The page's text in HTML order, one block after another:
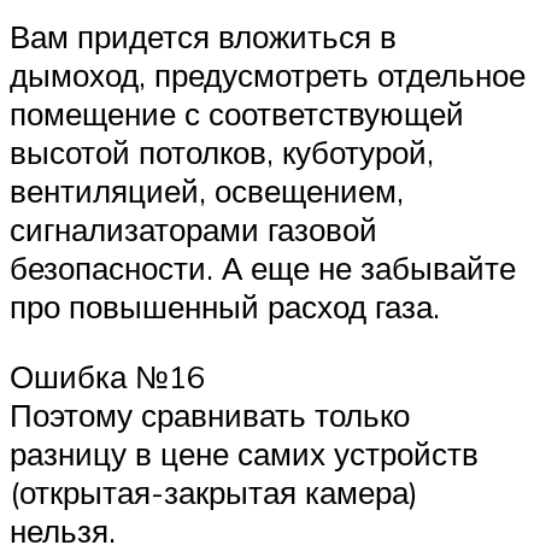
Вам придется вложиться в
дымоход, предусмотреть отдельное
помещение с соответствующей
высотой потолков, куботурой,
вентиляцией, освещением,
сигнализаторами газовой
безопасности. А еще не забывайте
про повышенный расход газа.
Ошибка №16
Поэтому сравнивать только
разницу в цене самих устройств
(открытая-закрытая камера)
нельзя.